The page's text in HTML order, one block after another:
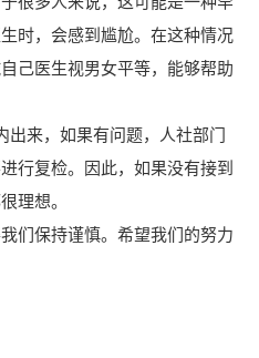
时，会感到尴尬。在这种情况
己医生视男女平等，能够帮助
来，如果有问题，人社部门
行复检。因此，如果没有接到
理想。
们保持谨慎。希望我们的努力